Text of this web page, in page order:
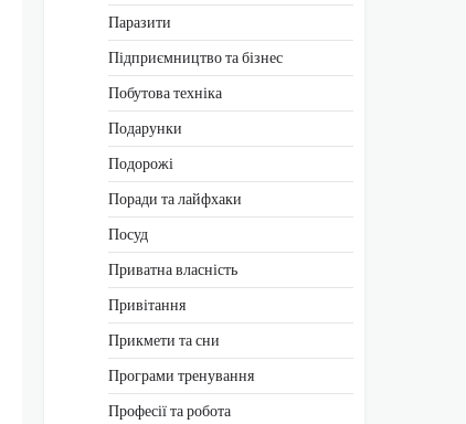
Паразити
Підприємництво та бізнес
Побутова техніка
Подарунки
Подорожі
Поради та лайфхаки
Посуд
Приватна власність
Привітання
Прикмети та сни
Програми тренування
Професії та робота